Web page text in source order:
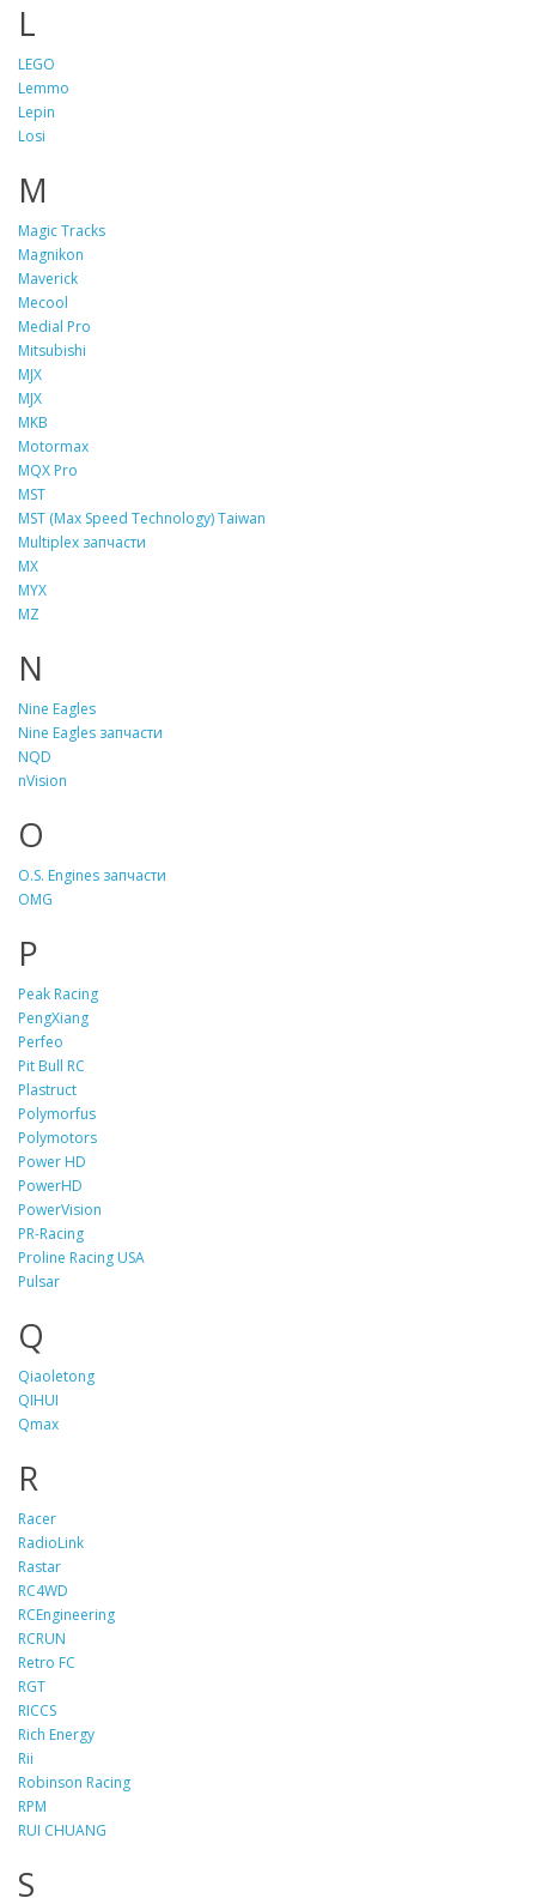
L
LEGO
Lemmo
Lepin
Losi
M
Magic Tracks
Magnikon
Maverick
Mecool
Medial Pro
Mitsubishi
MJX
MJX
MKB
Motormax
MQX Pro
MST
MST (Max Speed Technology) Taiwan
Multiplex запчасти
MX
MYX
MZ
N
Nine Eagles
Nine Eagles запчасти
NQD
nVision
O
O.S. Engines запчасти
OMG
P
Peak Racing
PengXiang
Perfeo
Pit Bull RC
Plastruct
Polymorfus
Polymotors
Power HD
PowerHD
PowerVision
PR-Racing
Proline Racing USA
Pulsar
Q
Qiaoletong
QIHUI
Qmax
R
Racer
RadioLink
Rastar
RC4WD
RCEngineering
RCRUN
Retro FC
RGT
RICCS
Rich Energy
Rii
Robinson Racing
RPM
RUI CHUANG
S